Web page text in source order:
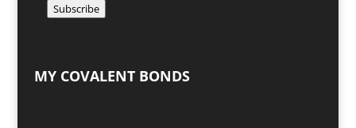
Subscribe
MY COVALENT BONDS